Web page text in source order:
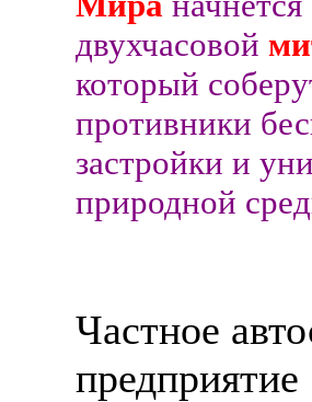
двухчасовой
который
противники
застройки и
природной
Частное
предприятие